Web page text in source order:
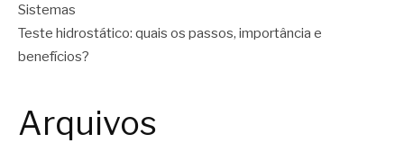
Sistemas
Teste hidrostático: quais os passos, importância e
benefícios?
Arquivos